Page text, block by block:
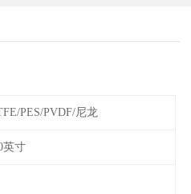
PES/PVDF/尼龙
英寸